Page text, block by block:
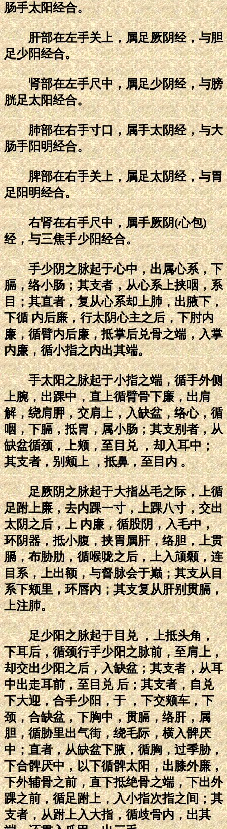
肠手太阳经合。
肝部在左手关上，属足厥阴经，与胆
足少阳经合。
肾部在左手尺中，属足少阴经，与膀
胱足太阳经合。
肺部在右手寸口，属手太阴经，与大
肠手阳明经合。
脾部在右手关上，属足太阴经，与胃
足阳明经合。
右肾在右手尺中，属手厥阴(心包)
经，与三焦手少阳经合。
手少阴之脉起于心中，出属心系，下
膈，络小肠；其支者，从心系上挟咽，系
目；其直者，复从心系却上肺，出腋下，
下循 内后廉，行太阴心主之后，下肘内
廉，循臂内后廉，抵掌后兑骨之端，入掌
内廉，循小指之内出其端。
手太阳之脉起于小指之端，循手外侧
上腕，出踝中，直上循臂骨下廉，出肩
解，绕肩胛，交肩上，入缺盆，络心，循
咽，下膈，抵胃，属小肠；其支别者，从
缺盆循颈，上颊，至目兑 ，却入耳中；
其支者，别颊上 ，抵鼻，至目内 。
足厥阴之脉起于大指丛毛之际，上循
足跗上廉，去内踝一寸，上踝八寸，交出
太阴之后，上 内廉，循股阴，入毛中，
环阴器，抵小腹，挟胃属肝，络胆，上贯
膈，布胁肋，循喉咙之后，上入颃颡，连
目系，上出额，与督脉会于巅；其支从目
系下颊里，环唇内；其支复从肝别贯膈，
上注肺。
足少阳之脉起于目兑 ，上抵头角，
下耳后，循颈行手少阳之脉前，至肩上，
却交出少阳之后，入缺盆；其支者，从耳
中出走耳前，至目兑 后；其支者，自兑
下大迎，合手少阳，于 ，下交颊车，下
颈，合缺盆，下胸中，贯膈，络肝，属
胆，循胁里出气街，绕毛际，横入髀厌
中；直者，从缺盆下腋，循胸，过季胁，
下合髀厌中，以下循髀太阳，出膝外廉，
下外辅骨之前，直下抵绝骨之端，下出外
踝之前，循足跗上，入小指次指之间；其
支者，从跗上入大指，循歧骨内，出其